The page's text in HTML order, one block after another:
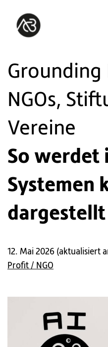
Grounding
NGOs,
Vereine
So werdet
Systemen
dargestellt
12. Mai 2026 (aktualisiert
Profit / NGO